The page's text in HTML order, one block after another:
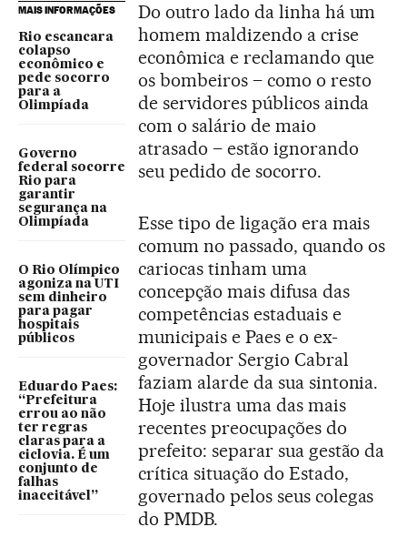
MAIS INFORMAÇÕES
Rio escancara
colapso
econômico e
pede socorro
para a
Olimpíada
Governo
federal socorre
Rio para
garantir
segurança na
Olimpíada
O Rio Olímpico
agoniza na UTI
sem dinheiro
para pagar
hospitais
públicos
Eduardo Paes:
“Prefeitura
errou ao não
ter regras
claras para a
ciclovia. É um
conjunto de
falhas
inaceitável”
Do outro lado da linha há um
homem maldizendo a crise
econômica e reclamando que
os bombeiros – como o resto
de servidores públicos ainda
com o salário de maio
atrasado – estão ignorando
seu pedido de socorro.
Esse tipo de ligação era mais
comum no passado, quando os
cariocas tinham uma
concepção mais difusa das
competências estaduais e
municipais e Paes e o ex-
governador Sergio Cabral
faziam alarde da sua sintonia.
Hoje ilustra uma das mais
recentes preocupações do
prefeito: separar sua gestão da
crítica situação do Estado,
governado pelos seus colegas
do PMDB.